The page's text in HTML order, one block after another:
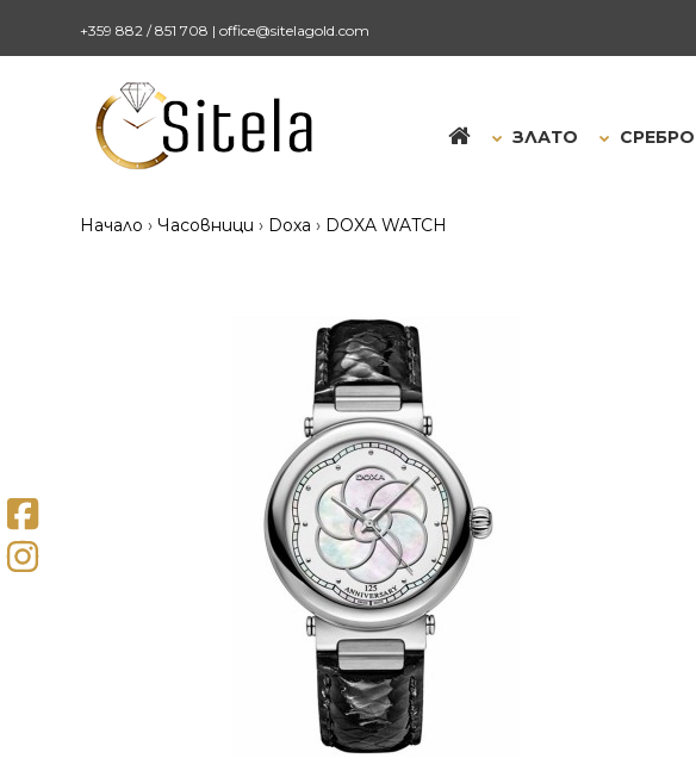
+359 882 / 851 708 | office@sitelagold.com
ЗЛАТО СРЕБРО
Начало Часовници Doxa DOXA WATCH